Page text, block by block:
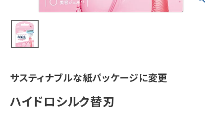
化粧品
雑貨
サスティナブルな紙パッケージに変更
ハイドロシルク替刃